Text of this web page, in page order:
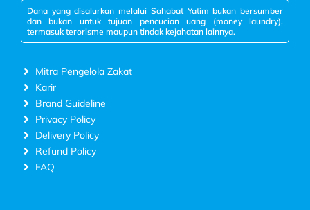
Dana yang disalurkan melalui Sahabat Yatim bukan bersumber
dan bukan untuk tujuan pencucian uang (money laundry),
termasuk terorisme maupun tindak kejahatan lainnya.
Mitra Pengelola Zakat
Karir
Brand Guideline
Privacy Policy
Delivery Policy
Refund Policy
FAQ